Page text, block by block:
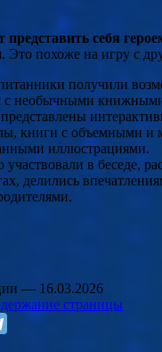
представить себя
Это похоже на игру с
получили
с необычными
книги с объемными и
иллюстрациями.
участвовали в беседе,
делились
— 16.03.2026
страницы